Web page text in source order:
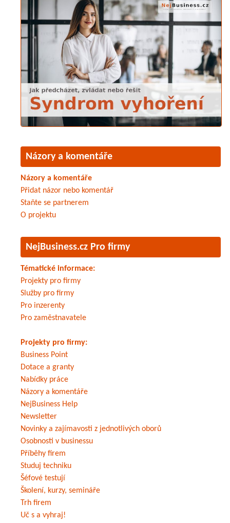
Názory a komentáře
Názory a komentáře
Přidat názor nebo komentář
Staňte se partnerem
O projektu
NejBusiness.cz Pro firmy
Tématické informace:
Projekty pro firmy
Služby pro firmy
Pro inzerenty
Pro zaměstnavatele
Projekty pro firmy:
Business Point
Dotace a granty
Nabídky práce
Názory a komentáře
NejBusiness Help
Newsletter
Novinky a zajímavosti z jednotlivých oborů
Osobnosti v businessu
Příběhy firem
Studuj techniku
Šéfové testují
Školení, kurzy, semináře
Trh firem
Uč s a vyhraj!